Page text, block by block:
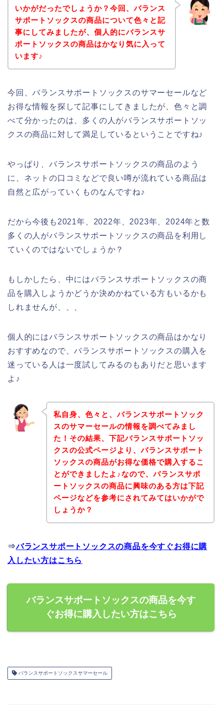
いかがだったでしょうか？今回、バランス
サポートソックスの商品について色々と記
事にしてみましたが、個人的にバランスサ
ポートソックスの商品はかなり気に入って
います♪
今回、バランスサポートソックスのサマーセールなど
お得な情報を探して記事にしてきましたが、色々と調
べて分かったのは、多くの人がバランスサポートソッ
クスの商品に対して満足しているということですね♪
やっぱり、バランスサポートソックスの商品のよう
に、ネットの口コミなどで良い噂が流れている商品は
自然と広がっていくものなんですね♪
だから今後も2021年、2022年、2023年、2024年と数
多くの人がバランスサポートソックスの商品を利用し
ていくのではないでしょうか？
もしかしたら、中にはバランスサポートソックスの商
品を購入しようかどうか決めかねている方もいるかも
しれませんが、、、
個人的にはバランスサポートソックスの商品はかなり
おすすめなので、バランスサポートソックスの購入を
迷っている人は一度試してみるのもありだと思います
よ♪
私自身、色々と、バランスサポートソック
スのサマーセールの情報を調べてみまし
た！その結果、下記バランスサポートソッ
クスの公式ページより、バランスサポート
ソックスの商品がお得な価格で購入するこ
とができましたよ♪なので、バランスサポ
ートソックスの商品に興味のある方は下記
ページなどを参考にされてみてはいかがで
しょうか？
⇒バランスサポートソックスの商品を今すぐお得に購
入したい方はこちら
バランスサポートソックスの商品を今す
ぐお得に購入したい方はこちら
バランスサポートソックスサマーセール